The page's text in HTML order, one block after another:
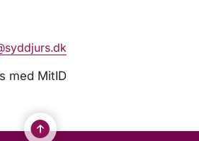
med MitID